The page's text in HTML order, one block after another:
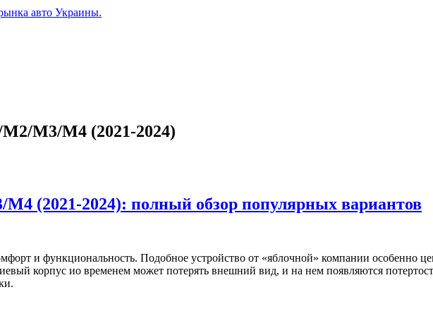
авто Украины.
M3/M4 (2021-2024)
(2021-2024): полный обзор популярных вариантов
и функциональность. Подобное устройство от «яблочной» компании особенно
корпус ио временем может потерять внешний вид, и на нем появляются